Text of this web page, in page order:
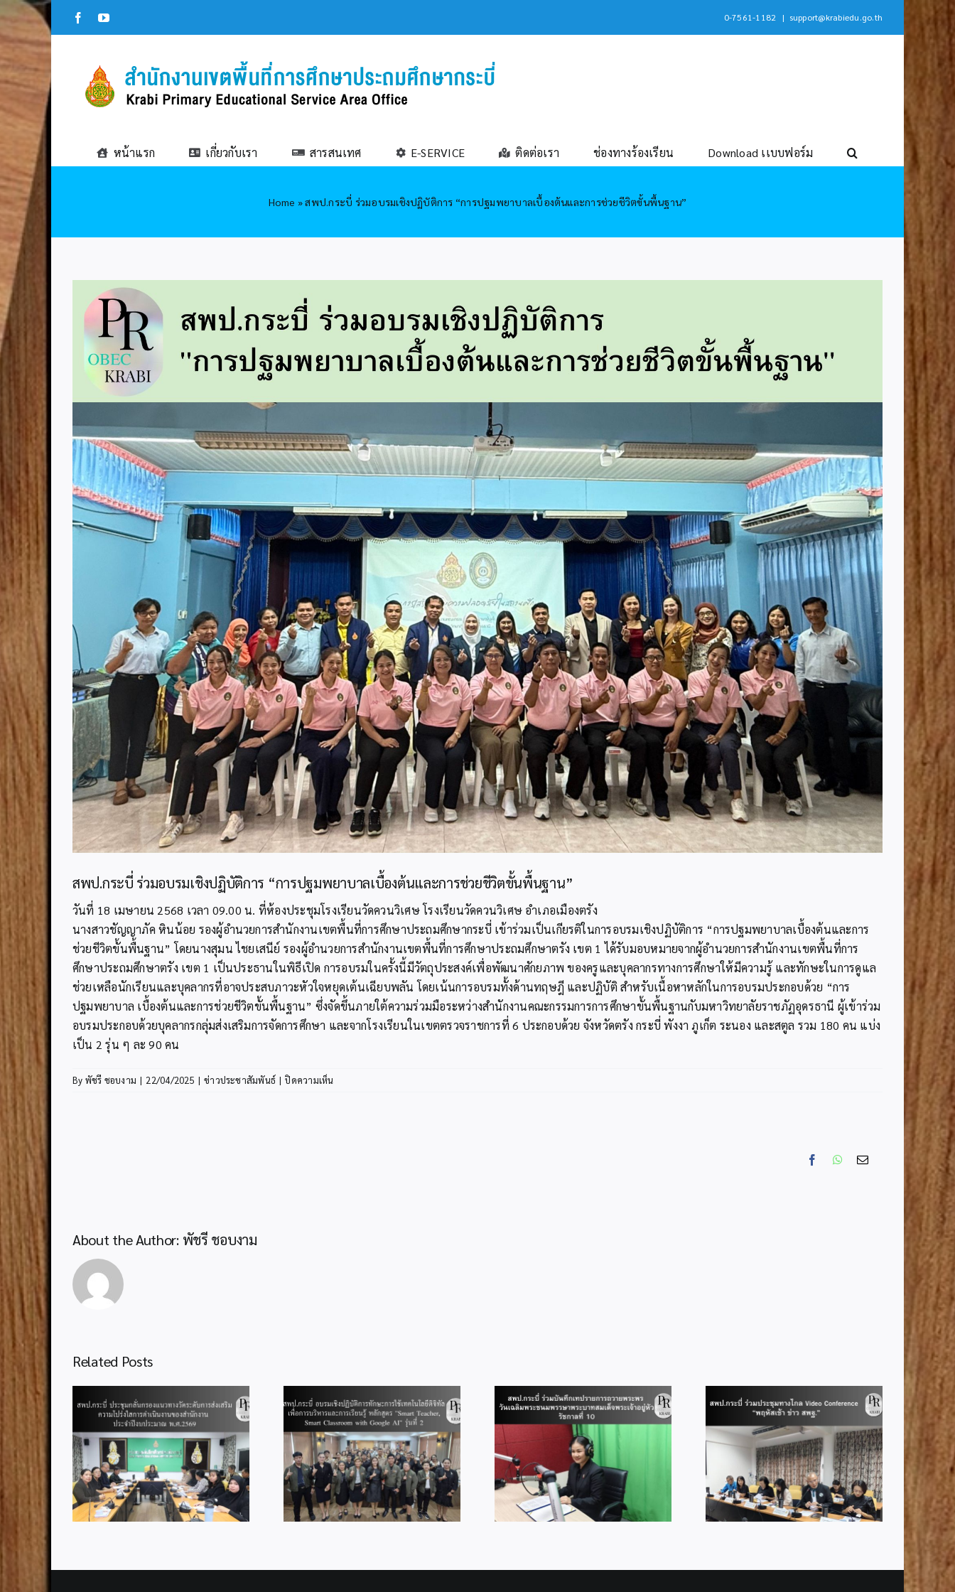
content
FacebookYouTube 0-7561-1182 | support@krabiedu.go.th
หน้าแรก เกี่ยวกับเรา สารสนเทศ E-SERVICE ติดต่อเรา ช่องทางร้องเรียน Download เเบบฟอร์ม
Home »สพป.กระบี่ ร่วมอบรมเชิงปฏิบัติการ “การปฐมพยาบาลเบื้องต้นและการช่วยชีวิตขั้นพื้นฐาน”
Larger
Image
สพป.กระบี่ ร่วมอบรมเชิงปฏิบัติการ “การปฐมพยาบาลเบื้องต้นและการช่วยชีวิตขั้นพื้นฐาน”
วันที่ 18 เมษายน 2568 เวลา 09.00 น. ที่ห้องประชุมโรงเรียนวัดควนวิเศษ โรงเรียนวัดควนวิเศษ อำเภอเมืองตรัง
นางสาวชัญญาภัค หินน้อย รองผู้อำนวยการสำนักงานเขตพื้นที่การศึกษาประถมศึกษากระบี่ เข้าร่วมเป็นเกียรติในการอบรมเชิงปฏิบัติการ “การปฐมพยาบาลเบื้องต้นและการ
ช่วยชีวิตขั้นพื้นฐาน” โดยนางสุมน ไชยเสนีย์ รองผู้อำนวยการสำนักงานเขตพื้นที่การศึกษาประถมศึกษาตรัง เขต 1 ได้รับมอบหมายจากผู้อำนวยการสำนักงานเขตพื้นที่การ
ศึกษาประถมศึกษาตรัง เขต 1 เป็นประธานในพิธีเปิด การอบรมในครั้งนี้มีวัตถุประสงค์เพื่อพัฒนาศักยภาพ ของครูและบุคลากรทางการศึกษาให้มีความรู้ และทักษะในการดูแล
ช่วยเหลือนักเรียนและบุคลากรที่อาจประสบภาวะหัวใจหยุดเต้นเฉียบพลัน โดยเน้นการอบรมทั้งด้านทฤษฎี และปฏิบัติ สำหรับเนื้อหาหลักในการอบรมประกอบด้วย “การ
ปฐมพยาบาล เบื้องต้นและการช่วยชีวิตขั้นพื้นฐาน” ซึ่งจัดขึ้นภายใต้ความร่วมมือระหว่างสำนักงานคณะกรรมการการศึกษาขั้นพื้นฐานกับมหาวิทยาลัยราชภัฏอุดรธานี ผู้เข้าร่วม
อบรมประกอบด้วยบุคลากรกลุ่มส่งเสริมการจัดการศึกษา และจากโรงเรียนในเขตตรวจราชการที่ 6 ประกอบด้วย จังหวัดตรัง กระบี่ พังงา ภูเก็ต ระนอง และสตูล รวม 180 คน แบ่ง
เป็น 2 รุ่น ๆ ละ 90 คน
By พัชรี ชอบงาม | 22/04/2025 | ข่าวประชาสัมพันธ์ | ปิดความเห็น
FacebookWhatsApp
Email
About the Author: พัชรี ชอบงาม
Related Posts
ลั่นกรอง
ส่งเสริม
เนินงาน
.2569
สพป.กระบี่ อบรมเชิงปฏิบัติ
การทักษะการใช้เทคโนโลยี
ดิจิทัลเพื่อการบริหารและ
การเรียนรู้ หลักสูตร “Smart
Teacher, Smart Classroom
with Google AI” รุ่นที่ 2
สพป.กระบี่ ร่วมบันทึกเทป
รายการถวายพระพร วัน
เฉลิมพระชนมพรรษา
พระบาทสมเด็จ
พระเจ้าอยู่หัว รัชกาลที่ 10
สพป.กระบี่ ร่วมประชุมทาง
ไกล Video Conference
“พฤหัสเช้า ข่าว สพฐ.”
สพป.กระบี่ ประชุมกลั่นกรอง
แนวทางวัดระดับการส่งเสริม
ความโปร่งใสการดำเนินงาน
ของสำนักงาน ประจำ
ปีงบประมาณ พ.ศ.2569